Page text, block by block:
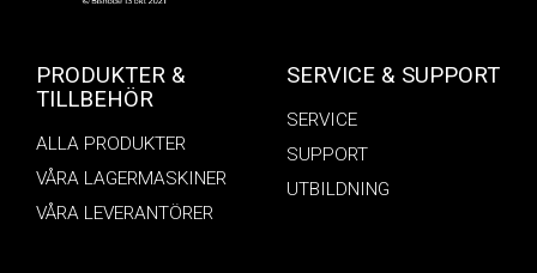
PRODUKTER &
TILLBEHÖR
ALLA PRODUKTER
VÅRA LAGERMASKINER
VÅRA LEVERANTÖRER
SERVICE & SUPPORT
SERVICE
SUPPORT
UTBILDNING